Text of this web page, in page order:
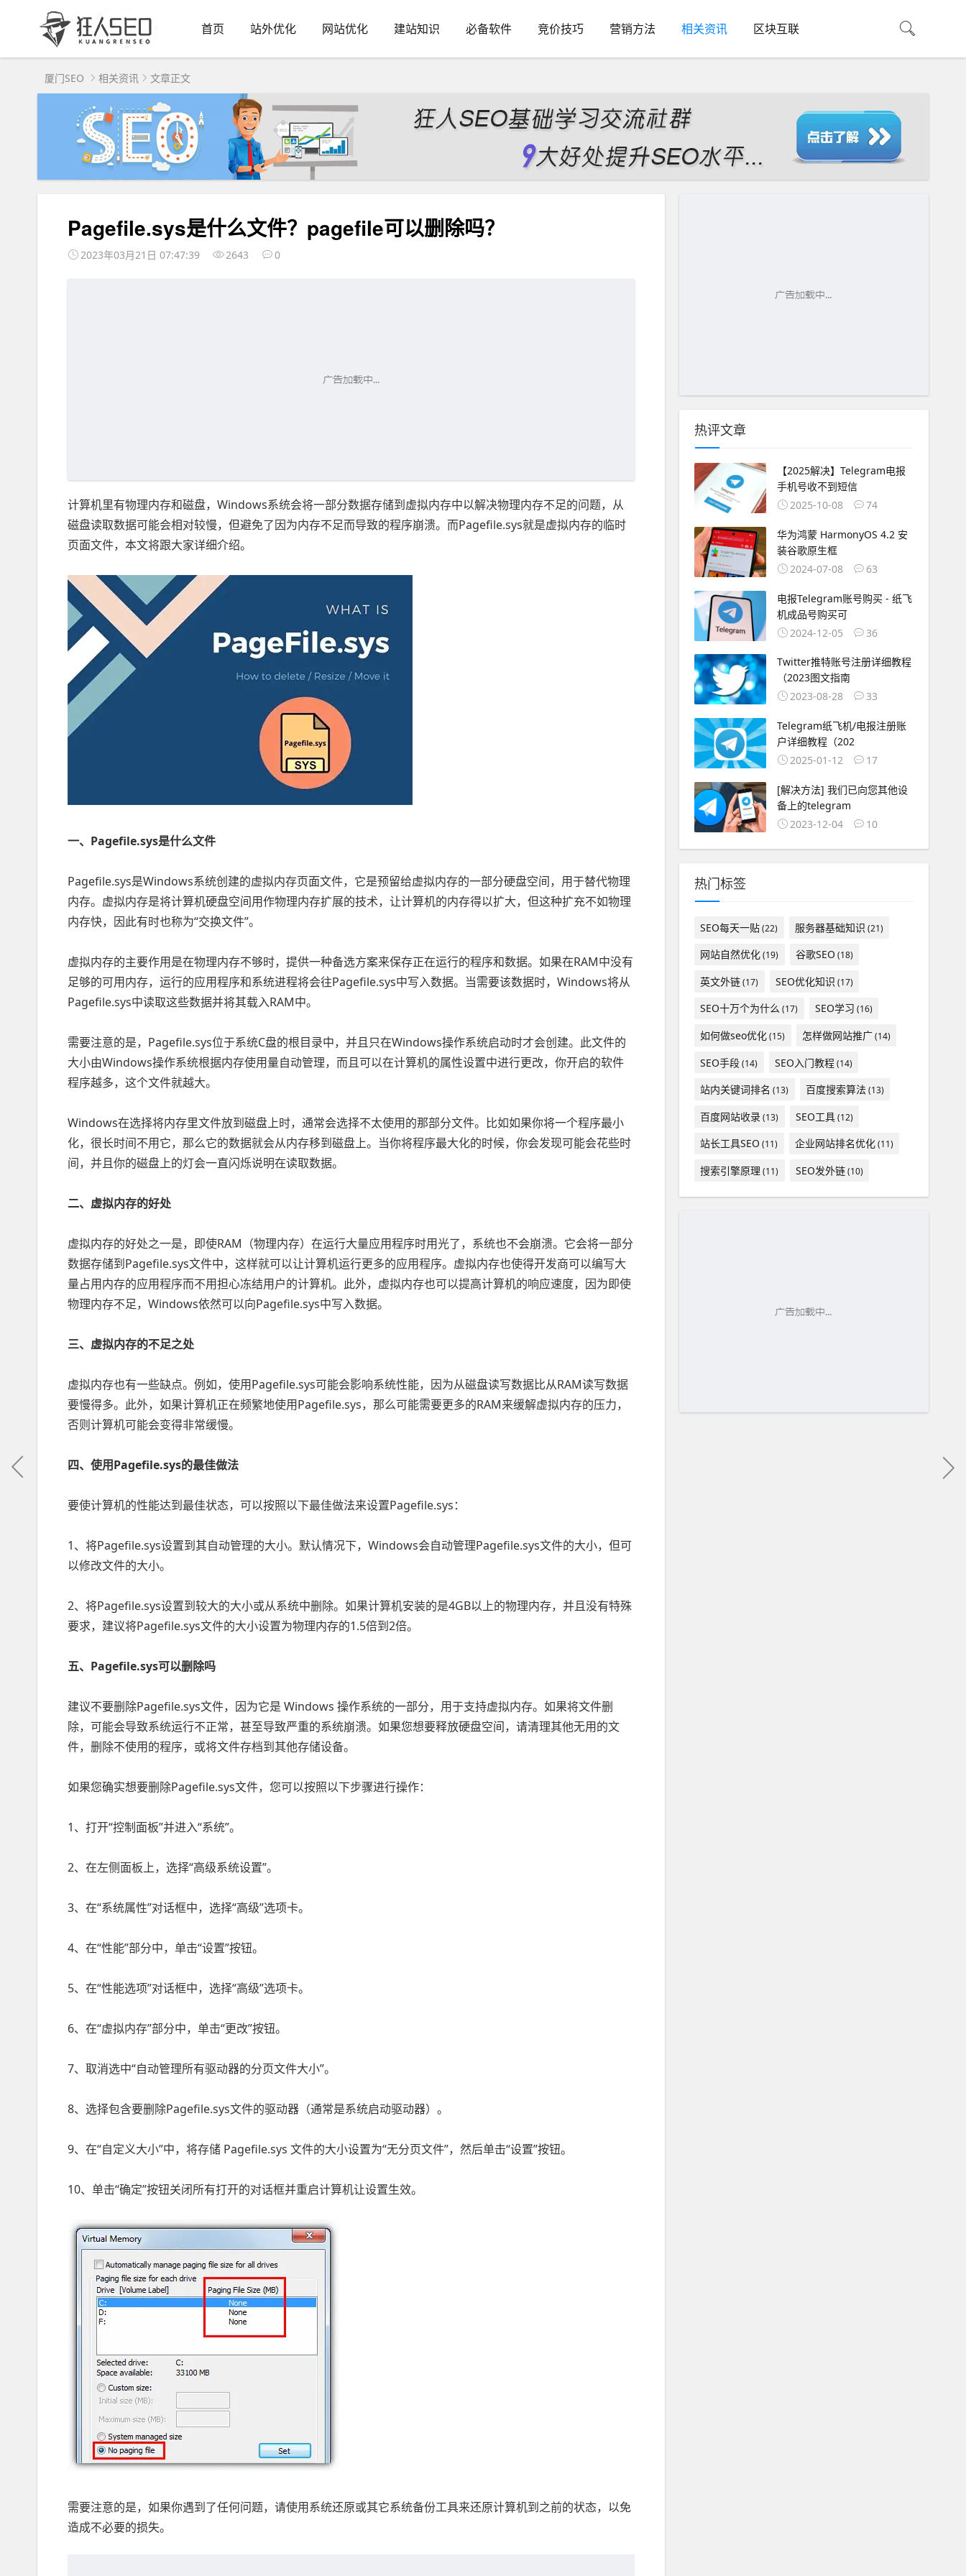
首页 站外优化 网站优化 建站知识 必备软件 竞价技巧 营销方法 相关资讯 区块互联
厦门SEO 相关资讯 文章正文
Pagefile.sys是什么文件？pagefile可以删除吗？
2023年03月21日 07:47:39 2643 0
计算机里有物理内存和磁盘，Windows系统会将一部分数据存储到虚拟内存中以解决物理内存不足的问题，从
磁盘读取数据可能会相对较慢，但避免了因为内存不足而导致的程序崩溃。而Pagefile.sys就是虚拟内存的临时
页面文件，本文将跟大家详细介绍。
一、Pagefile.sys是什么文件
Pagefile.sys是Windows系统创建的虚拟内存页面文件，它是预留给虚拟内存的一部分硬盘空间，用于替代物理
内存。虚拟内存是将计算机硬盘空间用作物理内存扩展的技术，让计算机的内存得以扩大，但这种扩充不如物理
内存快，因此有时也称为“交换文件”。
虚拟内存的主要作用是在物理内存不够时，提供一种备选方案来保存正在运行的程序和数据。如果在RAM中没有
足够的可用内存，运行的应用程序和系统进程将会往Pagefile.sys中写入数据。当需要该数据时，Windows将从
Pagefile.sys中读取这些数据并将其载入RAM中。
需要注意的是，Pagefile.sys位于系统C盘的根目录中，并且只在Windows操作系统启动时才会创建。此文件的
大小由Windows操作系统根据内存使用量自动管理，而且可以在计算机的属性设置中进行更改，你开启的软件
程序越多，这个文件就越大。
Windows在选择将内存里文件放到磁盘上时，通常会选择不太使用的那部分文件。比如如果你将一个程序最小
化，很长时间不用它，那么它的数据就会从内存移到磁盘上。当你将程序最大化的时候，你会发现可能会花些时
间，并且你的磁盘上的灯会一直闪烁说明在读取数据。
二、虚拟内存的好处
虚拟内存的好处之一是，即使RAM（物理内存）在运行大量应用程序时用光了，系统也不会崩溃。它会将一部分
数据存储到Pagefile.sys文件中，这样就可以让计算机运行更多的应用程序。虚拟内存也使得开发商可以编写大
量占用内存的应用程序而不用担心冻结用户的计算机。此外，虚拟内存也可以提高计算机的响应速度，因为即使
物理内存不足，Windows依然可以向Pagefile.sys中写入数据。
三、虚拟内存的不足之处
虚拟内存也有一些缺点。例如，使用Pagefile.sys可能会影响系统性能，因为从磁盘读写数据比从RAM读写数据
要慢得多。此外，如果计算机正在频繁地使用Pagefile.sys，那么可能需要更多的RAM来缓解虚拟内存的压力，
否则计算机可能会变得非常缓慢。
四、使用Pagefile.sys的最佳做法
要使计算机的性能达到最佳状态，可以按照以下最佳做法来设置Pagefile.sys：
1、将Pagefile.sys设置到其自动管理的大小。默认情况下，Windows会自动管理Pagefile.sys文件的大小，但可
以修改文件的大小。
2、将Pagefile.sys设置到较大的大小或从系统中删除。如果计算机安装的是4GB以上的物理内存，并且没有特殊
要求，建议将Pagefile.sys文件的大小设置为物理内存的1.5倍到2倍。
五、Pagefile.sys可以删除吗
建议不要删除Pagefile.sys文件，因为它是 Windows 操作系统的一部分，用于支持虚拟内存。如果将文件删
除，可能会导致系统运行不正常，甚至导致严重的系统崩溃。如果您想要释放硬盘空间，请清理其他无用的文
件，删除不使用的程序，或将文件存档到其他存储设备。
如果您确实想要删除Pagefile.sys文件，您可以按照以下步骤进行操作：
1、打开“控制面板”并进入“系统”。
2、在左侧面板上，选择“高级系统设置”。
3、在“系统属性”对话框中，选择“高级”选项卡。
4、在“性能”部分中，单击“设置”按钮。
5、在“性能选项”对话框中，选择“高级”选项卡。
6、在“虚拟内存”部分中，单击“更改”按钮。
7、取消选中“自动管理所有驱动器的分页文件大小”。
8、选择包含要删除Pagefile.sys文件的驱动器（通常是系统启动驱动器）。
9、在“自定义大小”中，将存储 Pagefile.sys 文件的大小设置为“无分页文件”，然后单击“设置”按钮。
10、单击“确定”按钮关闭所有打开的对话框并重启计算机让设置生效。
需要注意的是，如果你遇到了任何问题，请使用系统还原或其它系统备份工具来还原计算机到之前的状态，以免
造成不必要的损失。
热评文章
【2025解决】Telegram电报
手机号收不到短信
2025-10-08
74
华为鸿蒙 HarmonyOS 4.2 安
装谷歌原生框
2024-07-08
63
电报Telegram账号购买 - 纸飞
机成品号购买可
2024-12-05
36
Twitter推特账号注册详细教程
（2023图文指南
2023-08-28
33
Telegram纸飞机/电报注册账
户详细教程（202
2025-01-12
17
[解决方法] 我们已向您其他设
备上的telegram
2023-12-04
10
热门标签
SEO每天一贴(22) 服务器基础知识 (21)
网站自然优化(19) 谷歌SEO (18)
英文外链(17) SEO优化知识 (17)
SEO十万个为什么 (17) SEO学习 (16)
如何做seo优化(15) 怎样做网站推广(14)
SEO手段(14) SEO入门教程(14)
站内关键词排名 (13) 百度搜索算法(13)
百度网站收录(13) SEO工具(12)
站长工具SEO (11) 企业网站排名优化(11)
搜索引擎原理 (11) SEO发外链(10)